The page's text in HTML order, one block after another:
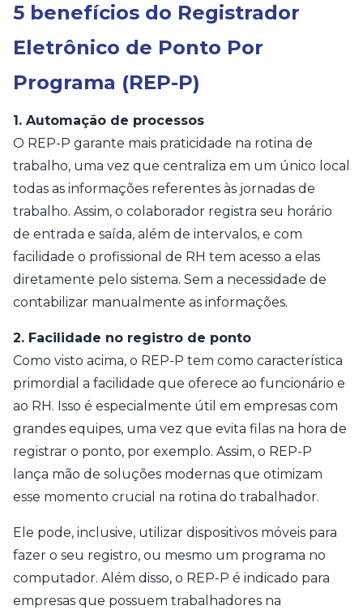
5 benefícios do Registrador
Eletrônico de Ponto Por
Programa (REP-P)
1. Automação de processos
O REP-P garante mais praticidade na rotina de
trabalho, uma vez que centraliza em um único local
todas as informações referentes às jornadas de
trabalho. Assim, o colaborador registra seu horário
de entrada e saída, além de intervalos, e com
facilidade o profissional de RH tem acesso a elas
diretamente pelo sistema. Sem a necessidade de
contabilizar manualmente as informações.
2. Facilidade no registro de ponto
Como visto acima, o REP-P tem como característica
primordial a facilidade que oferece ao funcionário e
ao RH. Isso é especialmente útil em empresas com
grandes equipes, uma vez que evita filas na hora de
registrar o ponto, por exemplo. Assim, o REP-P
lança mão de soluções modernas que otimizam
esse momento crucial na rotina do trabalhador.
Ele pode, inclusive, utilizar dispositivos móveis para
fazer o seu registro, ou mesmo um programa no
computador. Além disso, o REP-P é indicado para
empresas que possuem trabalhadores na